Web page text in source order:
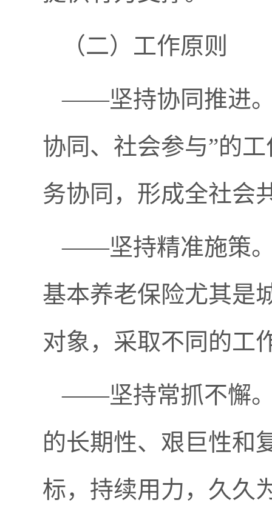
（二）工作原则
——坚持协同推进。
协同、社会参与”的
务协同，形成全社会
——坚持精准施策。
基本养老保险尤其是
对象，采取不同的工
——坚持常抓不懈。
的长期性、艰巨性和
标，持续用力，久久